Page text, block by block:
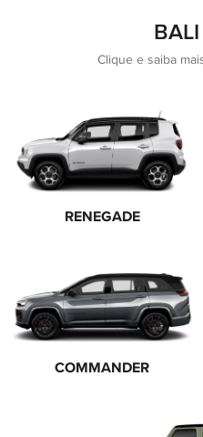
Clique e saiba
RENEGADE
COMMANDER